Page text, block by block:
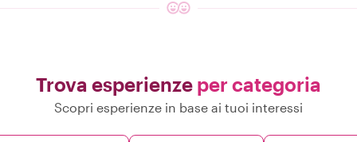
Trova esperienze per categoria
Scopri esperienze in base ai tuoi interessi